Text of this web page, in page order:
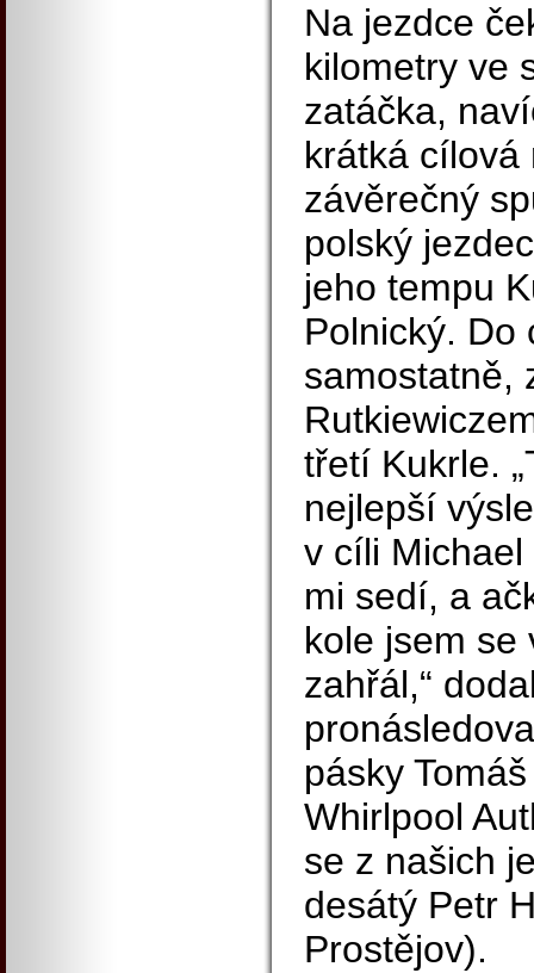
Na jezdce
kilometry ve
zatáčka,
krátká cílová
závěrečný
polský
jeho tempu
Polnický. Do
samostatně,
třetí Kukrle.
nejlepší
v cíli Michael
mi sedí, a
kole jsem se
zahřál,“
pásky
Whirlpool
se z našich
desátý Petr
Prostějov).